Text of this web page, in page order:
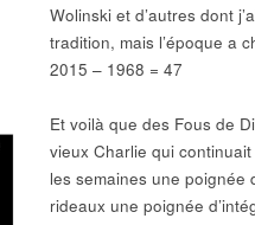
Wolinski et d’autres dont
tradition, mais l’époque a
2015 – 1968 = 47
Et voilà que des Fous de
vieux Charlie qui
les semaines une poignée
rideaux une poignée